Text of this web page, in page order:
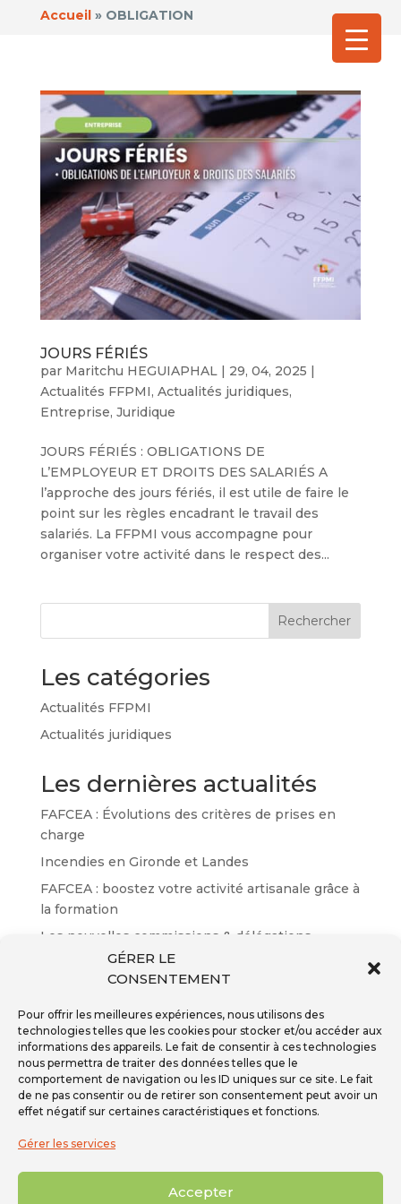
GÉRER LE
CONSENTEMENT
Pour offrir les meilleures expériences, nous utilisons des
technologies telles que les cookies pour stocker et/ou accéder aux
informations des appareils. Le fait de consentir à ces technologies
nous permettra de traiter des données telles que le
comportement de navigation ou les ID uniques sur ce site. Le fait
de ne pas consentir ou de retirer son consentement peut avoir un
effet négatif sur certaines caractéristiques et fonctions.
Gérer les services
Accepter
Accueil» OBLIGATION
JOURS FÉRIÉS
par Maritchu HEGUIAPHAL| 29, 04, 2025 |
Actualités FFPMI, Actualités juridiques,
Entreprise, Juridique
JOURS FÉRIÉS : OBLIGATIONS DE
L’EMPLOYEUR ET DROITS DES SALARIÉS A
l’approche des jours fériés, il est utile de faire le
point sur les règles encadrant le travail des
salariés. La FFPMI vous accompagne pour
organiser votre activité dans le respect des...
Rechercher
Les catégories
Actualités FFPMI
Actualités juridiques
Les dernières actualités
FAFCEA : Évolutions des critères de prises en
charge
Incendies en Gironde et Landes
FAFCEA : boostez votre activité artisanale grâce à
la formation
Les nouvelles commissions & délégations
Résultats des certifications EP n°65
Inscription à la newsletter
Téléphone - 01 59 08 04 04
Mail -secretariat@ffpmi.eu